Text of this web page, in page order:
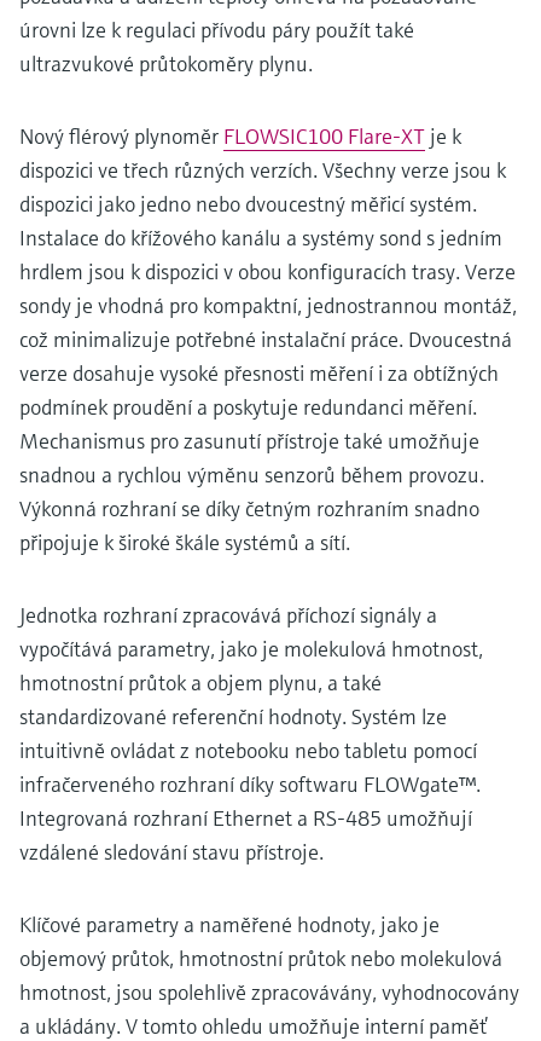
úrovni lze k regulaci přívodu páry použít také
ultrazvukové průtokoměry plynu.
Nový flérový plynoměr FLOWSIC100 Flare-XT je k
dispozici ve třech různých verzích. Všechny verze jsou k
dispozici jako jedno nebo dvoucestný měřicí systém.
Instalace do křížového kanálu a systémy sond s jedním
hrdlem jsou k dispozici v obou konfiguracích trasy. Verze
sondy je vhodná pro kompaktní, jednostrannou montáž,
což minimalizuje potřebné instalační práce. Dvoucestná
verze dosahuje vysoké přesnosti měření i za obtížných
podmínek proudění a poskytuje redundanci měření.
Mechanismus pro zasunutí přístroje také umožňuje
snadnou a rychlou výměnu senzorů během provozu.
Výkonná rozhraní se díky četným rozhraním snadno
připojuje k široké škále systémů a sítí.
Jednotka rozhraní zpracovává příchozí signály a
vypočítává parametry, jako je molekulová hmotnost,
hmotnostní průtok a objem plynu, a také
standardizované referenční hodnoty. Systém lze
intuitivně ovládat z notebooku nebo tabletu pomocí
infračerveného rozhraní díky softwaru FLOWgate™.
Integrovaná rozhraní Ethernet a RS-485 umožňují
vzdálené sledování stavu přístroje.
Klíčové parametry a naměřené hodnoty, jako je
objemový průtok, hmotnostní průtok nebo molekulová
hmotnost, jsou spolehlivě zpracovávány, vyhodnocovány
a ukládány. V tomto ohledu umožňuje interní paměť